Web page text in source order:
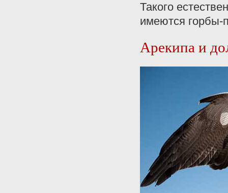
Такого
имеются горбы-
Арекипа и